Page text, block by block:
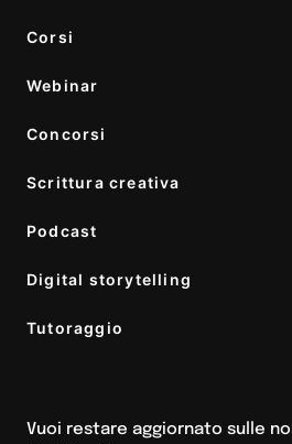
Corsi
Webinar
Concorsi
Scrittura creativa
Podcast
Digital storytelling
Tutoraggio
Vuoi restare aggiornato sulle